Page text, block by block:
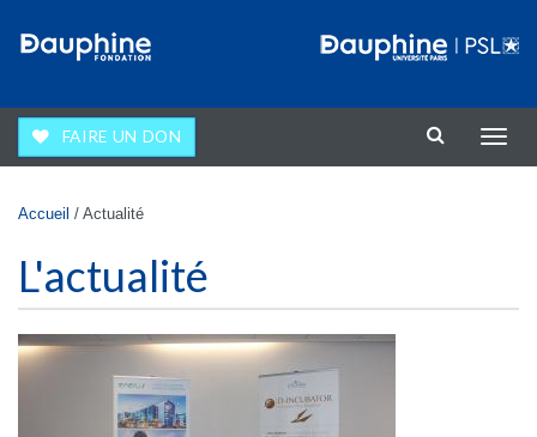
FAIRE UN DON
la
Vous êtes ici
Accueil / Actualité
L'actualité